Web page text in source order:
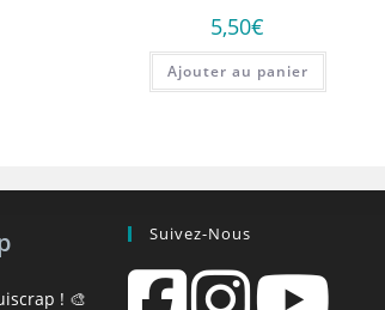
5,50€
Ajouter au panier
! 🎨
Suivez-Nous